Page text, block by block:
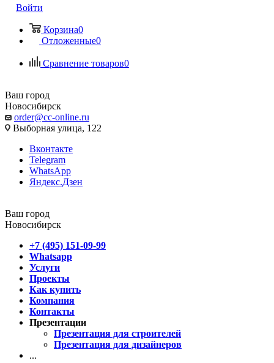
Войти
Корзина0
Отложенные0
Сравнение товаров0
Ваш город
Новосибирск
order@cc-online.ru
Выборная улица, 122
Вконтакте
Telegram
WhatsApp
Яндекс.Дзен
Ваш город
Новосибирск
+7 (495) 151-09-99
Whatsapp
Услуги
Проекты
Как купить
Компания
Контакты
Презентации
Презентация для строителей
Презентация для дизайнеров
...